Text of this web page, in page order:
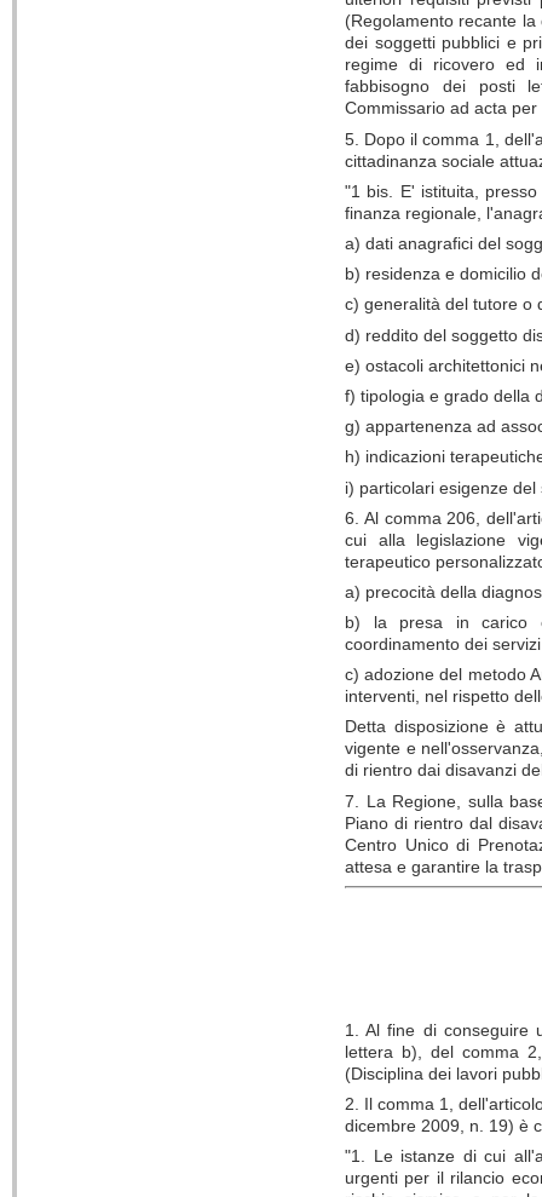
(Regolamento recante
dei soggetti pubblici e
regime di ricovero ed
fabbisogno dei posti
Commissario ad acta
5. Dopo il comma 1,
cittadinanza sociale
"1 bis. E' istituita,
finanza regionale,
a) dati anagrafici del
b) residenza e domicilio
c) generalità del tutore o
d) reddito del soggetto
e) ostacoli architettonici
f) tipologia e grado della
g) appartenenza ad
h) indicazioni
i) particolari esigenze
6. Al comma 206,
cui alla legislazione
terapeutico
a) precocità della
b) la presa in carico
coordinamento dei
c) adozione del metodo
interventi, nel rispetto
Detta disposizione è
vigente e
di rientro dai disavanzi
7. La Regione, sulla
Piano di rientro dal
Centro Unico di
attesa e garantire la
1. Al fine di conseguire
lettera b), del comma
(Disciplina dei lavori
2. Il comma 1,
dicembre 2009, n. 19) è
"1. Le istanze di cui
urgenti per il rilancio